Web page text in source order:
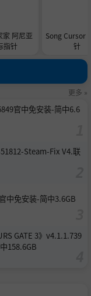
家 阿尼亚
指针
Song Cursor
针
更多 »
官中免安装-简中6.6
Steam-Fix V4.联
中免安装-简中3.6GB
GATE 3》v4.1.1.739
158.6GB